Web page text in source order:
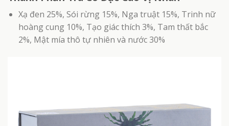
Xạ đen 25%, Sói rừng 15%, Nga truật 15%, Trinh nữ
hoàng cung 10%, Tạo giác thích 3%, Tam thất bắc
2%, Mật mía thô tự nhiên và nước 30%